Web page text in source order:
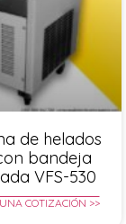
de helados
bandeja
VFS-530
COTIZACIÓN >>